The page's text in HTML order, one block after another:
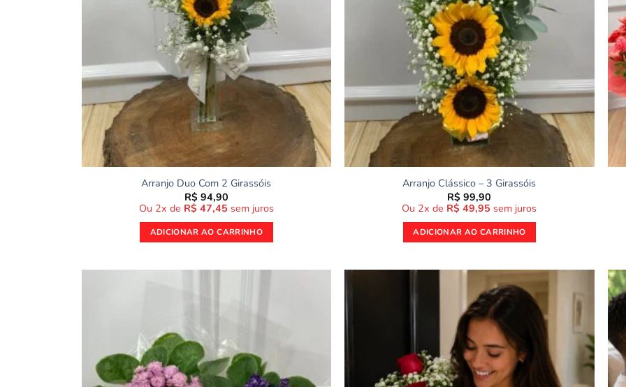
Arranjo Duo Com 2 Girassóis
R$ 94,90
Ou 2x de R$ 47,45 sem juros
ADICIONAR AO CARRINHO
Arranjo Clássico – 3 Girassóis
R$ 99,90
Ou 2x de R$ 49,95 sem juros
ADICIONAR AO CARRINHO